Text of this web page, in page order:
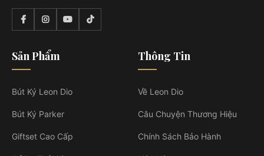
Sản Phẩm
Bút Ký Leon Dio
Bút Ký Parker
Giftset Cao Cấp
Thông Tin
Về Leon Dio
Câu Chuyện Thương Hiệu
Chính Sách Bảo Hành